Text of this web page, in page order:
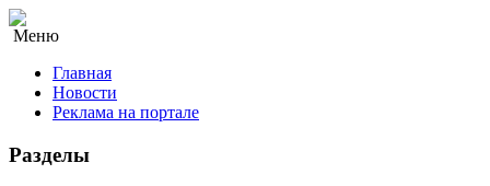
Меню
Главная
Новости
Реклама на портале
Разделы